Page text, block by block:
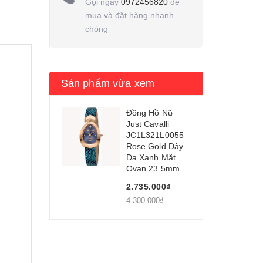
mua và đặt hàng nhanh
chóng
Sản phẩm vừa xem
Đồng Hồ Nữ
Just Cavalli
JC1L321L0055
Rose Gold Dây
Da Xanh Mặt
Ovan 23.5mm
2.735.000₫
4.300.000₫